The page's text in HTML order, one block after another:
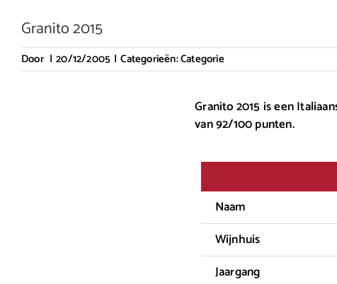
Granito 2015
Door | 20/12/2005 | Categorieën:Categorie
Granito 2015 is een
van 92/100 punten.
Naam
Wijnhuis
Jaargang